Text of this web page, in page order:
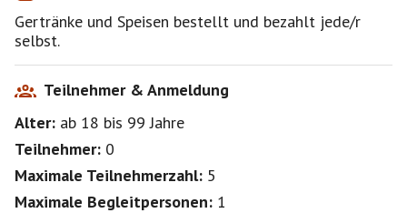
Gertränke und Speisen bestellt und bezahlt jede/r
selbst.
Teilnehmer & Anmeldung
Alter: ab 18 bis 99Jahre
Teilnehmer: 0
Maximale Teilnehmerzahl: 5
Maximale Begleitpersonen: 1